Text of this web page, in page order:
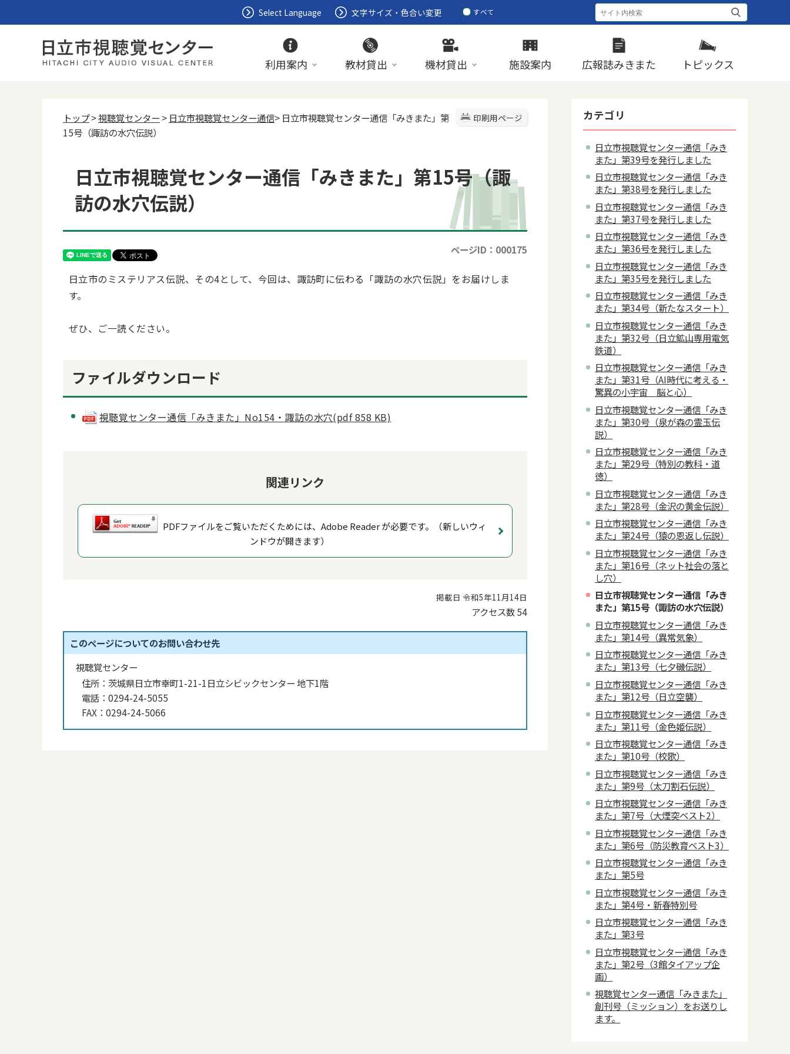
Select Language 文字サイズ・色合い変更
すべて
ページ
利用案内 教材貸出 機材貸出 施設案内 広報誌みきまた トピックス
印刷用ページ
トップ>視聴覚センター > 日立市視聴覚センター通信> 日立市視聴覚センター通信「みきまた」第
15号（諏訪の水穴伝説）
日立市視聴覚センター通信「みきまた」第15号（諏
訪の水穴伝説）
ページID：000175
日立市のミステリアス伝説、その4として、今回は、諏訪町に伝わる「諏訪の水穴伝説」をお届けしま
す。
ぜひ、ご一読ください。
ファイルダウンロード
視聴覚センター通信「みきまた」No154・諏訪の水穴(pdf 858 KB)
関連リンク
PDFファイルをご覧いただくためには、Adobe Reader が必要です。（新しいウィ
ンドウが開きます）
掲載日 令和5年11月14日
アクセス数54
このページについてのお問い合わせ先
視聴覚センター
住所： 茨城県日立市幸町1-21-1日立シビックセンター 地下1階
電話： 0294-24-5055
FAX： 0294-24-5066
カテゴリ
日立市視聴覚センター通信「みき
また」第39号を発行しました
日立市視聴覚センター通信「みき
また」第38号を発行しました
日立市視聴覚センター通信「みき
また」第37号を発行しました
日立市視聴覚センター通信「みき
また」第36号を発行しました
日立市視聴覚センター通信「みき
また」第35号を発行しました
日立市視聴覚センター通信「みき
また」第34号（新たなスタート）
日立市視聴覚センター通信「みき
また」第32号（日立鉱山専用電気
鉄道）
日立市視聴覚センター通信「みき
また」第31号（AI時代に考える・
驚異の小宇宙 脳と心）
日立市視聴覚センター通信「みき
また」第30号（泉が森の霊玉伝
説）
日立市視聴覚センター通信「みき
また」第29号（特別の教科・道
徳）
日立市視聴覚センター通信「みき
また」第28号（金沢の黄金伝説）
日立市視聴覚センター通信「みき
また」第24号（猿の恩返し伝説）
日立市視聴覚センター通信「みき
また」第16号（ネット社会の落と
し穴）
日立市視聴覚センター通信「みき
また」第15号（諏訪の水穴伝説）
日立市視聴覚センター通信「みき
また」第14号（異常気象）
日立市視聴覚センター通信「みき
また」第13号（七夕磯伝説）
日立市視聴覚センター通信「みき
また」第12号（日立空襲）
日立市視聴覚センター通信「みき
また」第11号（金色姫伝説）
日立市視聴覚センター通信「みき
また」第10号（校歌）
日立市視聴覚センター通信「みき
また」第9号（太刀割石伝説）
日立市視聴覚センター通信「みき
また」第7号（大煙突ベスト2）
日立市視聴覚センター通信「みき
また」第6号（防災教育ベスト3）
日立市視聴覚センター通信「みき
また」第5号
日立市視聴覚センター通信「みき
また」第4号・新春特別号
日立市視聴覚センター通信「みき
また」第3号
日立市視聴覚センター通信「みき
また」第2号（3館タイアップ企
画）
視聴覚センター通信「みきまた」
創刊号（ミッション）をお送りし
ます。